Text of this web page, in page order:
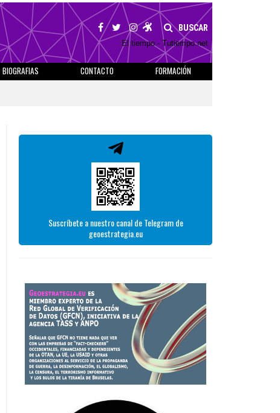
BUSCAR
El tiempo - Tutiempo.net
BIOGRAFIAS CONTACTO
FORMACIÓN
Suscríbete a nuestro canal de Telegram de
geoestrategia.eu